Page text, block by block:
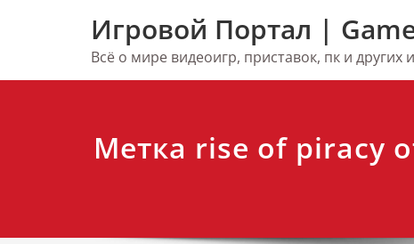
Игровой Портал |
Всё о мире видеоигр, приставок, пк и других
Метка rise of piracy